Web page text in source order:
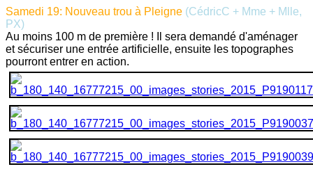
Samedi 19: Nouveau trou à Pleigne (CédricC + Mme + Mlle,
PX)
Au moins 100 m de première ! Il sera demandé d'aménager
et sécuriser une entrée artificielle, ensuite les topographes
pourront entrer en action.